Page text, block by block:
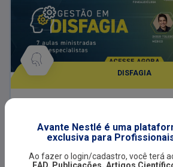
DISFAGIA
O curso aborda estratégias
coordenar e otimizar o cuidado de
disfagia. A gestão eficiente
comunicação multiprofissional
Avante Nestlé é uma
exclusiva para
Ao fazer o login/cadastro, você terá